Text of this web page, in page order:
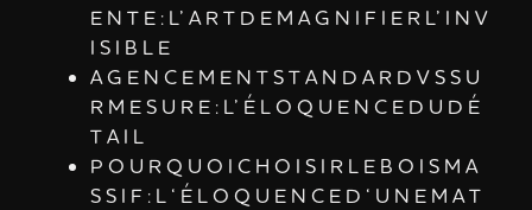
E N T E : L’ A R T D E M A G N I F I E R L’ I N V
I S I B L E
A G E N C E M E N T S T A N D A R D V S S U
R M E S U R E : L’ É L O Q U E N C E D U D É
T A I L
P O U R Q U O I C H O I S I R L E B O I S M A
S S I F : L ‘ É L O Q U E N C E D ‘ U N E M A T